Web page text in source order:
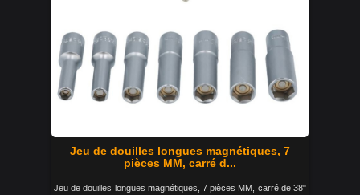
Jeu de douilles longues magnétiques, 7
pièces MM, carré d...
Jeu de douilles longues magnétiques, 7 pièces MM, carré de 38"